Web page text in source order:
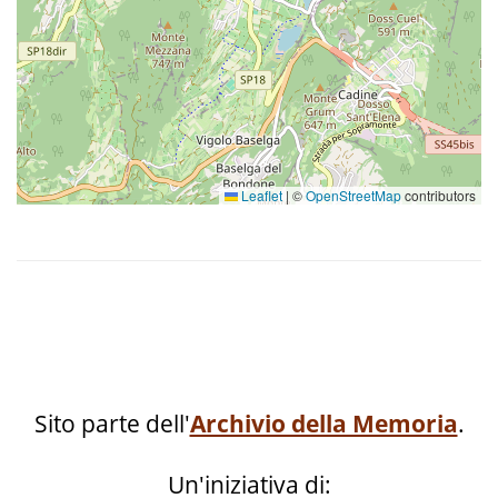
Leaflet | ©OpenStreetMapcontributors
Sito parte dell'Archivio della Memoria.
Un'iniziativa di: